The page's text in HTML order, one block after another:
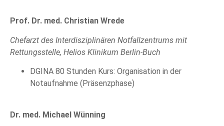
Prof. Dr. med. Christian Wrede
Chefarzt des Interdisziplinären Notfallzentrums mit
Rettungsstelle, Helios Klinikum Berlin-Buch
DGINA 80 Stunden Kurs: Organisation in der
Notaufnahme (Präsenzphase)
Dr. med. Michael Wünning